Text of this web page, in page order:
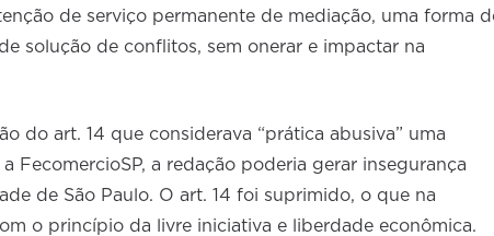
de serviço permanente de mediação, uma forma
solução de conflitos, sem onerar e impactar na
do art. 14 que considerava “prática abusiva” uma
FecomercioSP, a redação poderia gerar insegurança
de São Paulo. O art. 14 foi suprimido, o que na
o princípio da livre iniciativa e liberdade econômica.